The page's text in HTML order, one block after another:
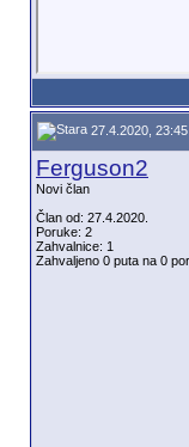
27.4.2020, 23:45
Ferguson2
Novi član
Član od: 27.4.2020.
Poruke: 2
Zahvalnice: 1
Zahvaljeno 0 puta na 0